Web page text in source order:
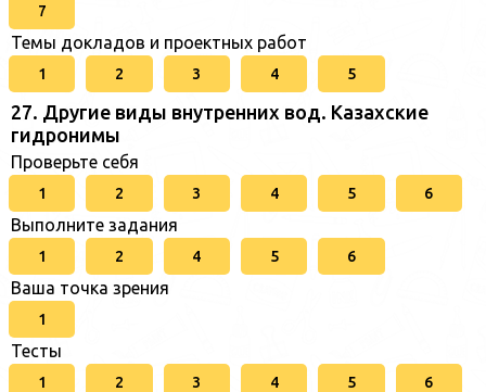
7
Темы докладов и проектных работ
1 2 3 4 5
27. Другие виды внутренних вод. Казахские
гидронимы
Проверьте себя
1 2 3 4 5 6
Выполните задания
1 2 4 5 6
Ваша точка зрения
1
Тесты
1 2 3 4 5 6